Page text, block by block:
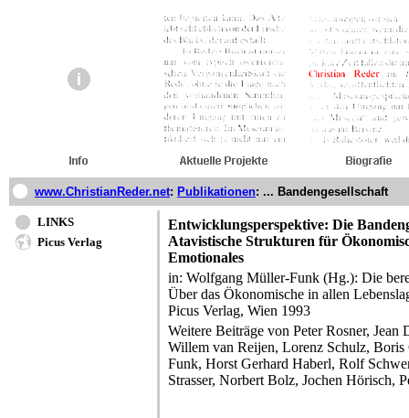
www.ChristianReder.net: Publikationen: ... Bandengesellschaft
LINKS
Picus Verlag
Entwicklungsperspektive: Die
Atavistische Strukturen für
Emotionales
in: Wolfgang Müller-Funk (Hg.): Die
Über das Ökonomische in allen
Picus Verlag, Wien 1993
Weitere Beiträge von Peter Rosner,
Willem van Reijen, Lorenz Schulz,
Funk, Horst Gerhard Haberl, Rolf
Strasser, Norbert Bolz, Jochen Hörisch,